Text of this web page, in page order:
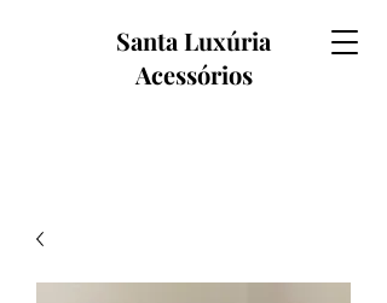
Santa Luxúria
Acessórios